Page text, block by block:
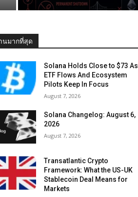
นมากที่สุด
Solana Holds Close to $73 As
ETF Flows And Ecosystem
Pilots Keep In Focus
August 7, 2026
Solana Changelog: August 6,
2026
August 7, 2026
Transatlantic Crypto
Framework: What the US-UK
Stablecoin Deal Means for
Markets